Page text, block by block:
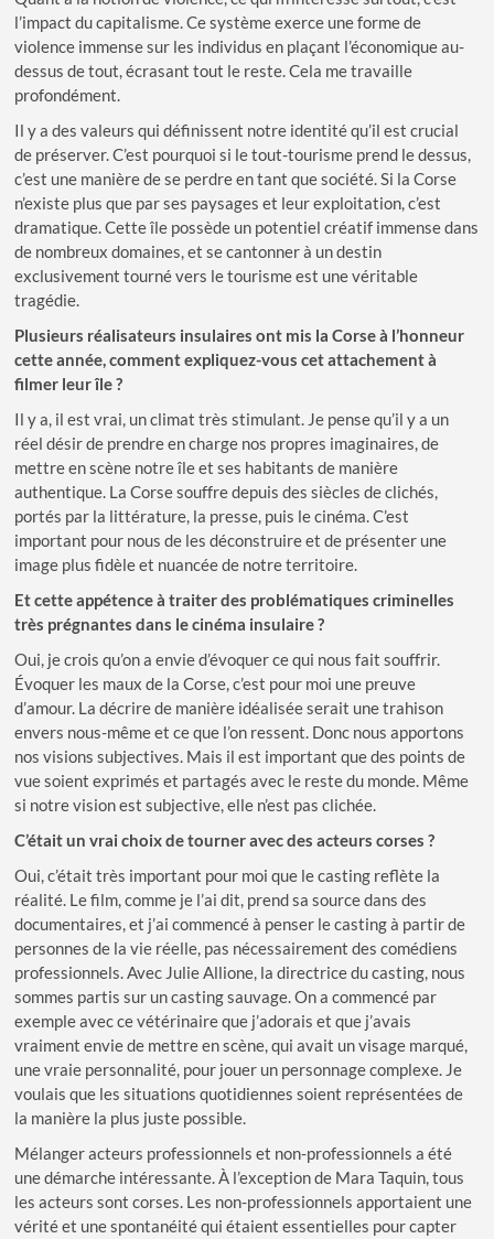
l’impact du capitalisme. Ce système exerce une forme de
violence immense sur les individus en plaçant l’économique au-
dessus de tout, écrasant tout le reste. Cela me travaille
profondément.
Il y a des valeurs qui définissent notre identité qu’il est crucial
de préserver. C’est pourquoi si le tout-tourisme prend le dessus,
c’est une manière de se perdre en tant que société. Si la Corse
n’existe plus que par ses paysages et leur exploitation, c’est
dramatique. Cette île possède un potentiel créatif immense dans
de nombreux domaines, et se cantonner à un destin
exclusivement tourné vers le tourisme est une véritable
tragédie.
Plusieurs réalisateurs insulaires ont mis la Corse à l’honneur
cette année, comment expliquez-vous cet attachement à
filmer leur île ?
Il y a, il est vrai, un climat très stimulant. Je pense qu’il y a un
réel désir de prendre en charge nos propres imaginaires, de
mettre en scène notre île et ses habitants de manière
authentique. La Corse souffre depuis des siècles de clichés,
portés par la littérature, la presse, puis le cinéma. C’est
important pour nous de les déconstruire et de présenter une
image plus fidèle et nuancée de notre territoire.
Et cette appétence à traiter des problématiques criminelles
très prégnantes dans le cinéma insulaire ?
Oui, je crois qu’on a envie d’évoquer ce qui nous fait souffrir.
Évoquer les maux de la Corse, c’est pour moi une preuve
d’amour. La décrire de manière idéalisée serait une trahison
envers nous-même et ce que l’on ressent. Donc nous apportons
nos visions subjectives. Mais il est important que des points de
vue soient exprimés et partagés avec le reste du monde. Même
si notre vision est subjective, elle n’est pas clichée.
C’était un vrai choix de tourner avec des acteurs corses ?
Oui, c’était très important pour moi que le casting reflète la
réalité. Le film, comme je l’ai dit, prend sa source dans des
documentaires, et j’ai commencé à penser le casting à partir de
personnes de la vie réelle, pas nécessairement des comédiens
professionnels. Avec Julie Allione, la directrice du casting, nous
sommes partis sur un casting sauvage. On a commencé par
exemple avec ce vétérinaire que j’adorais et que j’avais
vraiment envie de mettre en scène, qui avait un visage marqué,
une vraie personnalité, pour jouer un personnage complexe. Je
voulais que les situations quotidiennes soient représentées de
la manière la plus juste possible.
Mélanger acteurs professionnels et non-professionnels a été
une démarche intéressante. À l’exception de Mara Taquin, tous
les acteurs sont corses. Les non-professionnels apportaient une
vérité et une spontanéité qui étaient essentielles pour capter